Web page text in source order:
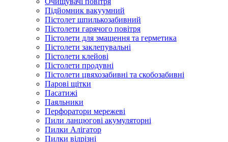
Підйомник вакуумний
Пістолет шпилькозабивний
Пістолети гарячого повітря
Пістолети для змащення та герметика
Пістолети заклепувальні
Пістолети клейові
Пістолети продувні
Пістолети цвяхозабивні та скобозабивні
Парові щітки
Пасатижі
Паяльники
Перфоратори мережеві
Пили ланцюгові акумуляторні
Пилки Алігатор
Пилки відрізні